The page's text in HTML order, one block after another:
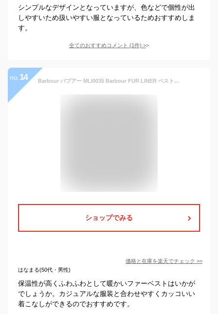
シンプルなデザインとなっていますが、色などで個性が出
しやすいため扱いやすい服となっているためおすすめしま
す。
全てのおすすめコメント (1件) >
no. 14 Barbour バブアー MLI0035 Barbour FUR LINER ベスト ボア ライニング ファーベスト メンズ レディース
ショップでみる
価格と在庫を楽天でチェック >>
はなまる(50代・男性)
保温性が高くふわふわとして暖かいファーベストはいかが
でしょうか。カジュアルな服装と合わせやすくカッコいい
着こなしができるのでおすすめです。